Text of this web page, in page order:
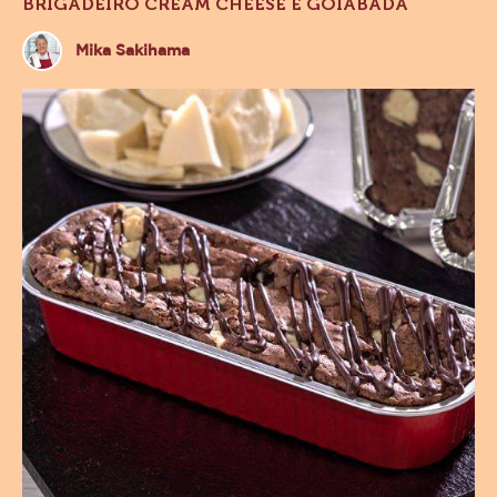
Mika
Sakihama
Mika Sakihama
Brownie
Fudge